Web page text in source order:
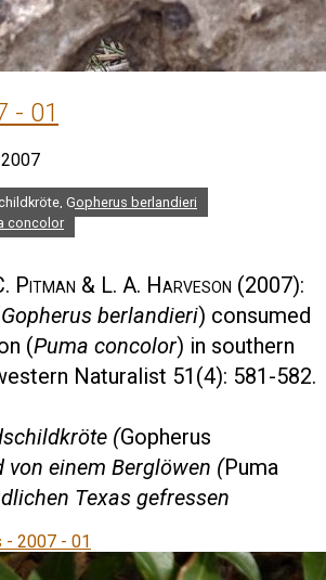
- 01
Gopherus berlandieri
concolor
Pitman & L. A. Harveson (2007):
Gopherus berlandieri) consumed
(Puma concolor) in southern
Naturalist 51(4): 581-582.
(Gopherus
von einem Berglöwen (Puma
Texas gefressen
- 2007 - 01